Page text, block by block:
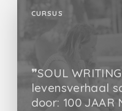
CURSUS
❞SOUL
levensverhaal
door: 100 JAAR